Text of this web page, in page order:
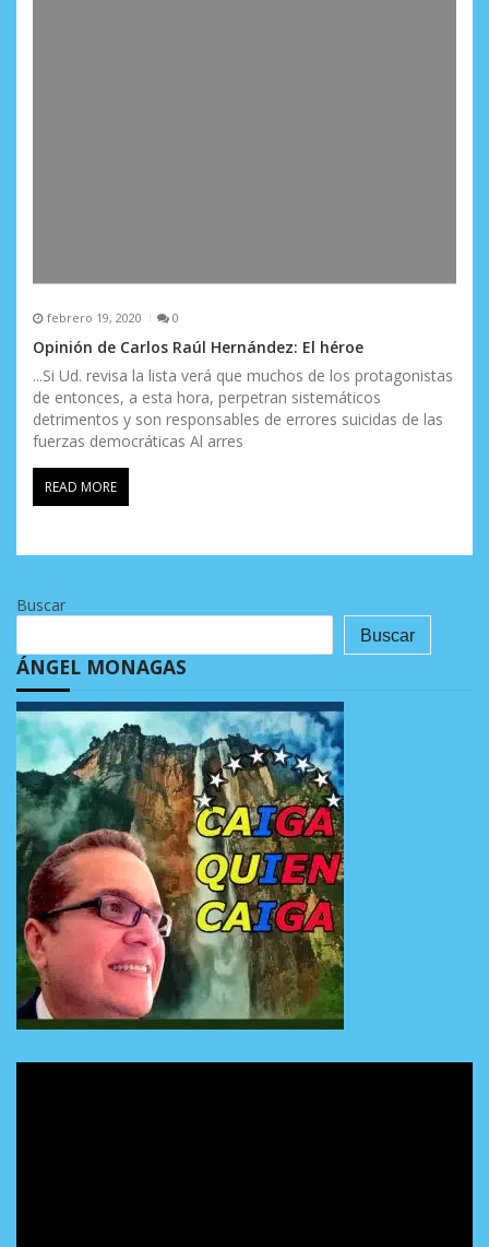
febrero 19, 2020 0
Opinión de Carlos Raúl Hernández: El héroe
...Si Ud. revisa la lista verá que muchos de los protagonistas
de entonces, a esta hora, perpetran sistemáticos
detrimentos y son responsables de errores suicidas de las
fuerzas democráticas Al arres
READ MORE
Buscar
Buscar
ÁNGEL MONAGAS